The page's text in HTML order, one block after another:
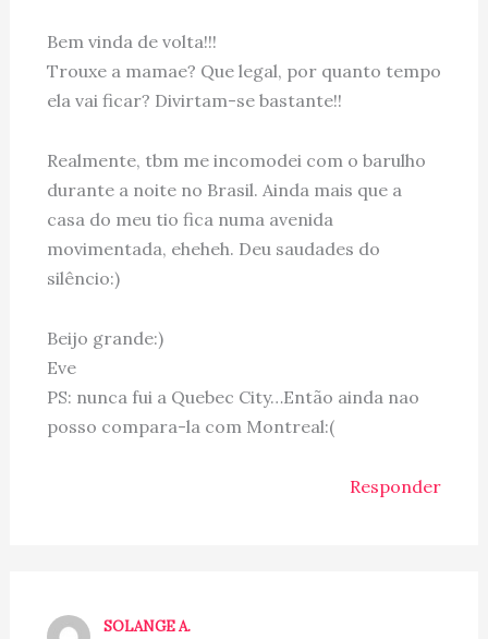
Bem vinda de volta!!!
Trouxe a mamae? Que legal, por quanto tempo
ela vai ficar? Divirtam-se bastante!!
Realmente, tbm me incomodei com o barulho
durante a noite no Brasil. Ainda mais que a
casa do meu tio fica numa avenida
movimentada, eheheh. Deu saudades do
silêncio:)
Beijo grande:)
Eve
PS: nunca fui a Quebec City…Então ainda nao
posso compara-la com Montreal:(
Responder
SOLANGE A.